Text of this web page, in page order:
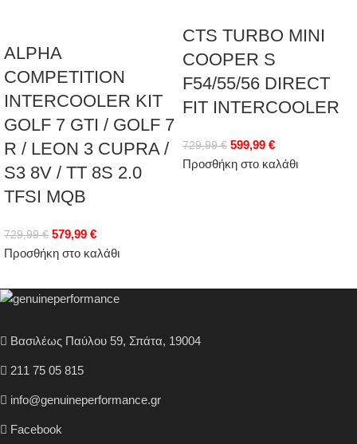
ALPHA
COMPETITION
INTERCOOLER KIT
GOLF 7 GTI / GOLF 7
R / LEON 3 CUPRA /
S3 8V / TT 8S 2.0
TFSI MQB
729,99€ 579,99 €
Προσθήκη στο καλάθι
CTS TURBO MINI
COOPER S
F54/55/56 DIRECT
FIT INTERCOOLER
729,99€ 599,99 €
Προσθήκη στο καλάθι
Βασιλέως Παύλου 59, Σπάτα, 19004
211 75 05 815
info@genuineperformance.gr
Facebook